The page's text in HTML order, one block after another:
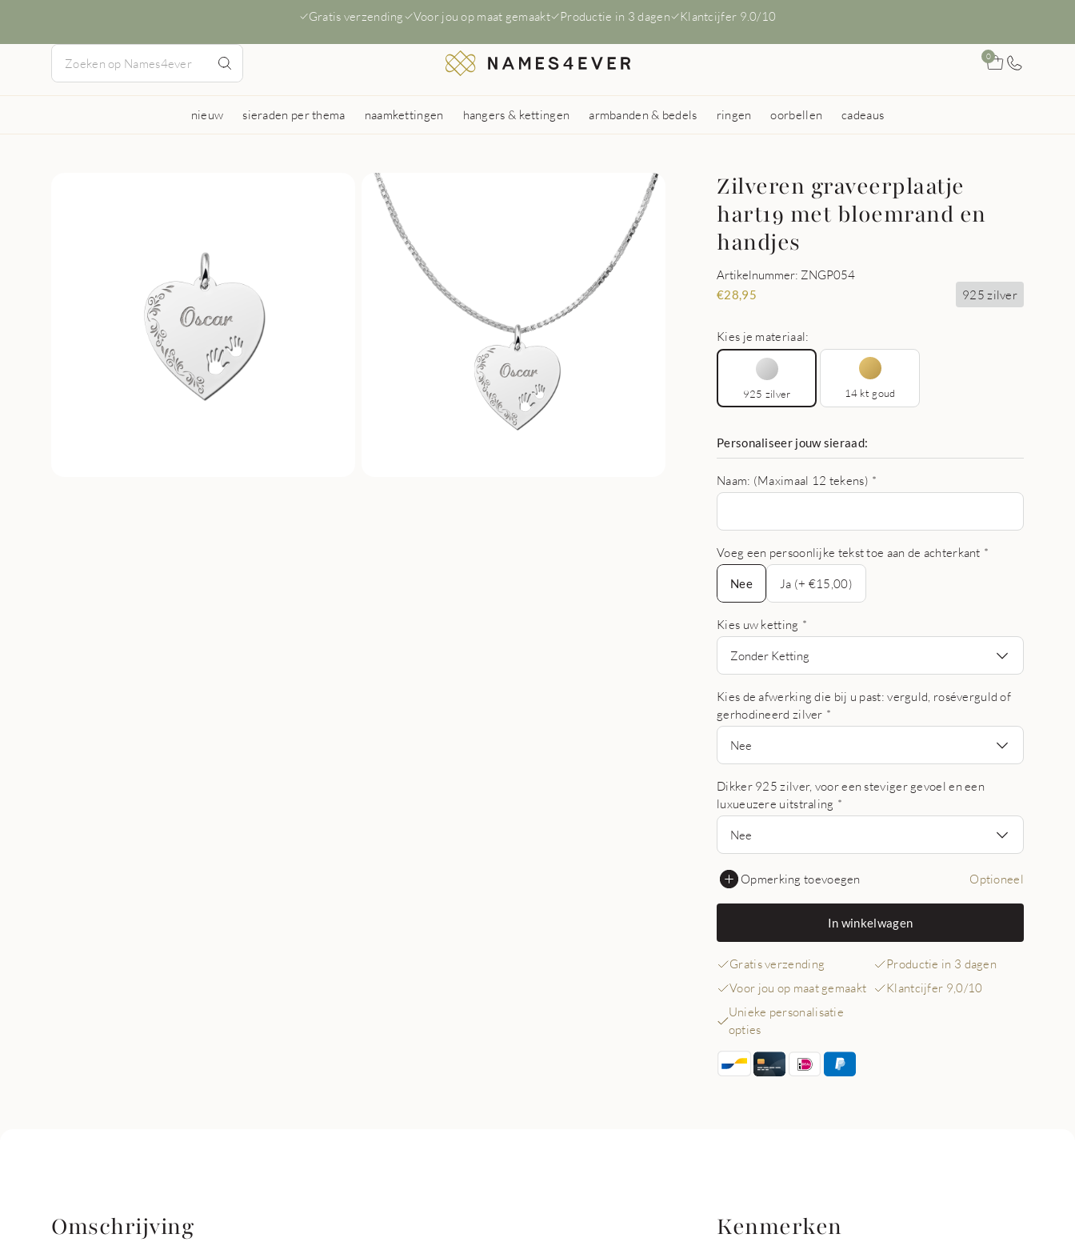
Gratis verzending Voor jou op maat gemaakt Productie in 3 dagen Klantcijfer 9.0/10
0
nieuw sieraden per thema naamkettingen hangers & kettingen armbanden & bedels ringen oorbellen cadeaus
Zilveren graveerplaatje
hart19 met bloemrand en
handjes
Artikelnummer: ZNGP054
€28,95 925 zilver
Kies je materiaal:
925 zilver 14 kt goud
Personaliseer jouw sieraad:
Naam: (Maximaal 12 tekens) *
Voeg een persoonlijke tekst toe aan de achterkant *
Nee
Nee
Ja (+ €15,00)
Kies uw ketting *
Zonder Ketting
Kies de afwerking die bij u past: verguld, roséverguld of
gerhodineerd zilver *
Nee
Dikker 925 zilver, voor een steviger gevoel en een
luxueuzere uitstraling *
Nee
Opmerking toevoegen Optioneel
In winkelwagen
Gratis verzending
Productie in 3 dagen
Voor jou op maat gemaakt
Klantcijfer 9,0/10
Unieke personalisatie
opties
Omschrijving Kenmerken